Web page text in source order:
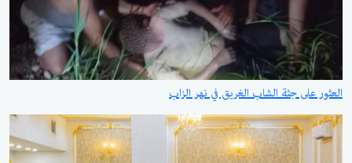
العثور على جثة الشاب الغريق في نهر الزاب